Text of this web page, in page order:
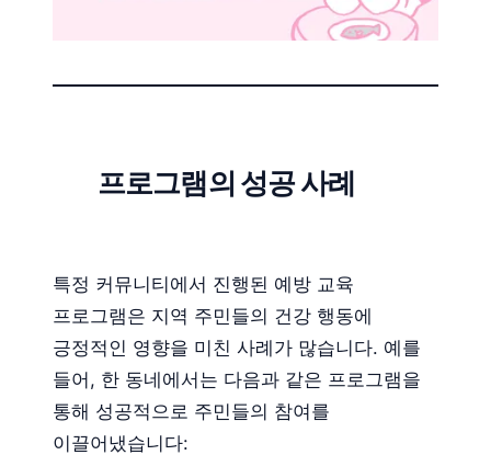
프로그램의 성공 사례
특정 커뮤니티에서 진행된 예방 교육
프로그램은 지역 주민들의 건강 행동에
긍정적인 영향을 미친 사례가 많습니다. 예를
들어, 한 동네에서는 다음과 같은 프로그램을
통해 성공적으로 주민들의 참여를
이끌어냈습니다: